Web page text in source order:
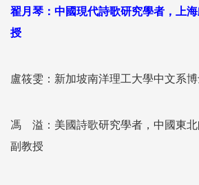
翟月琴：中國現代詩歌研究學者，上
授
盧筱雯：新加坡南洋理工大學中文系博
馮 溢：美國詩歌研究學者，中國東北
副教授